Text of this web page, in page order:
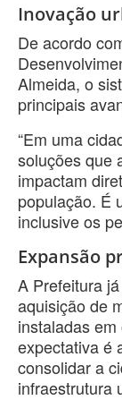
Inovação
De acordo
Almeida, o
principais
“Em uma
soluções que
impactam
população. É
inclusive os
Expansão
A Prefeitura
aquisição de
instaladas
expectativa é
consolidar a
infraestrutura